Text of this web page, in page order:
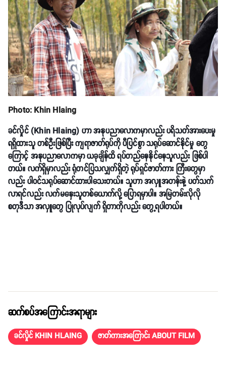
Photo: Khin Hlaing
ခင်လှိုင် (Khin Hlaing) ဟာ အနုပညာလောကမှာလည်း ပရိသတ်အားပေးမှု
ရရှိထားသူ တစ်ဦးဖြစ်ပြီး ကျရာဇာတ်ရုပ်ကို ပီပြင်စွာ သရုပ်ဆောင်နိုင်မှု တွေ
ကြောင့် အနုပညာလောကမှာ ယခုချိန်ထိ ရပ်တည်နေနိုင်နေသူလည်း ဖြစ်ပါ
တယ်။ လက်ရှိမှာလည်း ရုံတင်ပြသလျှက်ရှိတဲ့ ရုပ်ရှင်ဇာတ်ကား ကြီးတွေမှာ
လည်း ပါဝင်သရုပ်ဆောင်ထားပါသေးတယ်။ သူဟာ အလှူအတန်းနဲ့ ပတ်သက်
လာရင်လည်း လက်မနှေးသူတစ်ယောက်လို့ ပြောရမှာပါ။ အမြဲတမ်းလိုလို
စတုဒီသာ အလှူတွေ ပြုလုပ်လျက် ရှိတာကိုလည်း တွေ့ရပါတယ်။
ဆက်စပ်အကြောင်းအရာများ
ခင်လှိုင် KHIN HLAING ဇာတ်ကားအကြောင်း ABOUT FILM